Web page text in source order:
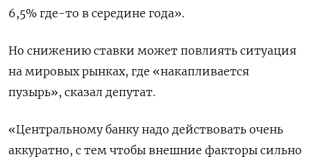
6,5% где-то в середине года».
Но снижению ставки может повлиять ситуация
на мировых рынках, где «накапливается
пузырь», сказал депутат.
«Центральному банку надо действовать очень
аккуратно, с тем чтобы внешние факторы сильно